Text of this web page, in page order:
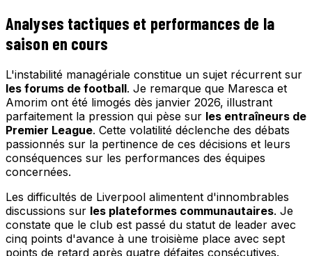
Analyses tactiques et performances de la
saison en cours
L'instabilité managériale constitue un sujet récurrent sur
les forums de football. Je remarque que Maresca et
Amorim ont été limogés dès janvier 2026, illustrant
parfaitement la pression qui pèse sur les entraîneurs de
Premier League. Cette volatilité déclenche des débats
passionnés sur la pertinence de ces décisions et leurs
conséquences sur les performances des équipes
concernées.
Les difficultés de Liverpool alimentent d'innombrables
discussions sur les plateformes communautaires. Je
constate que le club est passé du statut de leader avec
cinq points d'avance à une troisième place avec sept
points de retard après quatre défaites consécutives.